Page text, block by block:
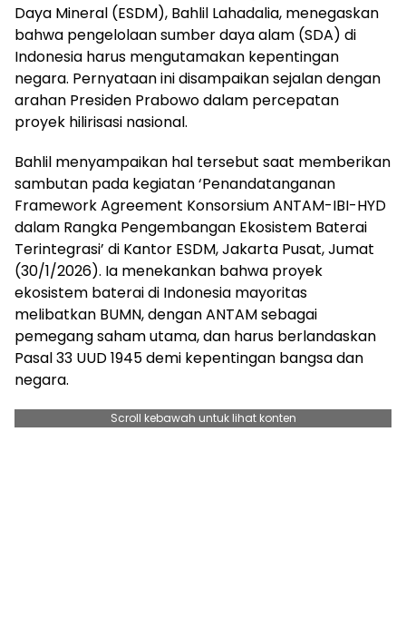
Daya Mineral (ESDM), Bahlil Lahadalia, menegaskan
bahwa pengelolaan sumber daya alam (SDA) di
Indonesia harus mengutamakan kepentingan
negara. Pernyataan ini disampaikan sejalan dengan
arahan Presiden Prabowo dalam percepatan
proyek hilirisasi nasional.
Bahlil menyampaikan hal tersebut saat memberikan
sambutan pada kegiatan ‘Penandatanganan
Framework Agreement Konsorsium ANTAM-IBI-HYD
dalam Rangka Pengembangan Ekosistem Baterai
Terintegrasi’ di Kantor ESDM, Jakarta Pusat, Jumat
(30/1/2026). Ia menekankan bahwa proyek
ekosistem baterai di Indonesia mayoritas
melibatkan BUMN, dengan ANTAM sebagai
pemegang saham utama, dan harus berlandaskan
Pasal 33 UUD 1945 demi kepentingan bangsa dan
negara.
Scroll kebawah untuk lihat konten